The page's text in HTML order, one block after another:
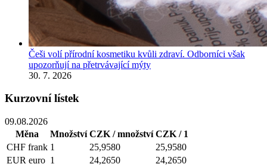
Češi volí přírodní kosmetiku kvůli zdraví. Odborníci však
upozorňují na přetrvávající mýty
30. 7. 2026
Kurzovní lístek
09.08.2026
Měna
Množství CZK / množství CZK / 1
CHF frank 1 25,9580
25,9580
EUR euro 1 24,2650
24,2650